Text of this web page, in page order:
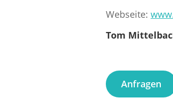
Webseite:
Tom
Anfragen